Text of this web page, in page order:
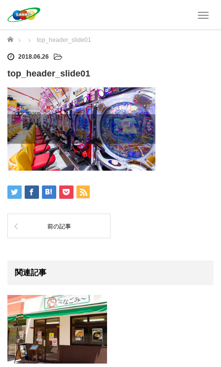
T
ホーム top_header_slide01
2018.06.26
top_header_slide01
前の記事
関連記事